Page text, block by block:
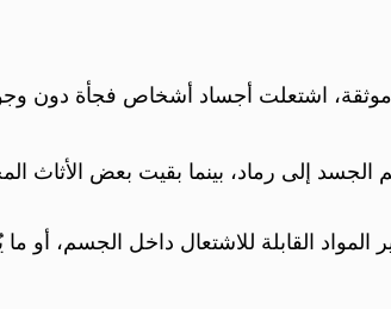
موثقة، اشتعلت أجساد أشخاص فجأة دون
إلى رماد، بينما بقيت بعض الأثاث
المواد القابلة للاشتعال داخل الجسم، أو